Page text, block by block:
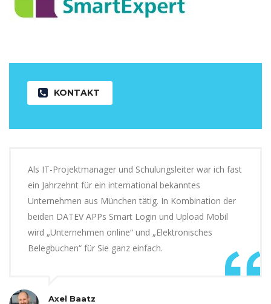
KONTAKT
Als IT-Projektmanager und Schulungsleiter war ich fast
ein Jahrzehnt für ein international bekanntes
Unternehmen aus München tätig. In Kombination der
beiden DATEV APPs Smart Login und Upload Mobil
wird „Unternehmen online“ und „Elektronisches
Belegbuchen“ für Sie ganz einfach.
Axel Baatz